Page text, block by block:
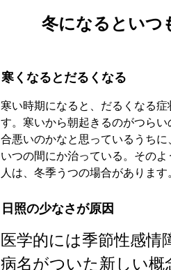
冬になるといつ
寒くなるとだるくなる
寒い時期になると、だるくなる
す。寒いから朝起きるのがつら
合悪いのかなと思っているうち
いつの間にか治っている。その
人は、冬季うつの場合があります
日照の少なさが原因
医学的には季節性感情
病名がついた新しい概